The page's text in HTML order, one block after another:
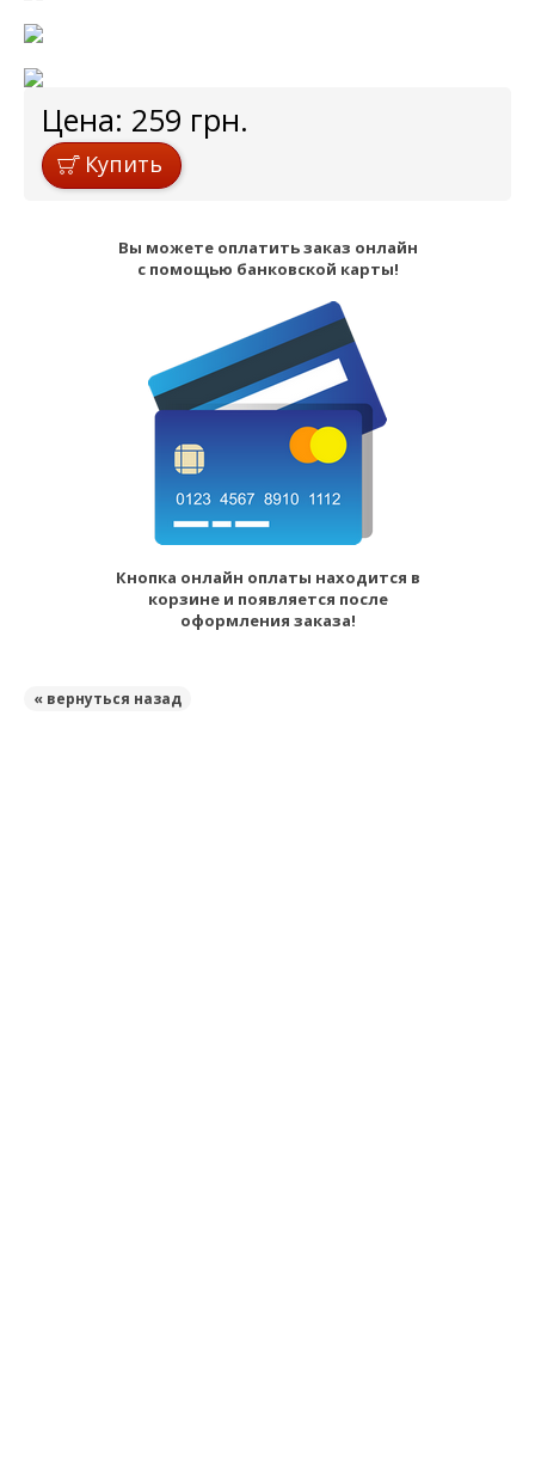
Цена: 259 грн.
Купить
Вы можете оплатить заказ онлайн
с помощью банковской карты!
Кнопка онлайн оплаты находится в
корзине и появляется после
оформления заказа!
« вернуться назад